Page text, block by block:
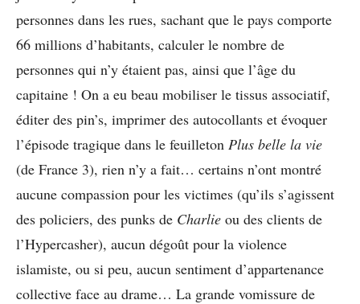
personnes dans les rues, sachant que le pays comporte
66 millions d’habitants, calculer le nombre de
personnes qui n’y étaient pas, ainsi que l’âge du
capitaine ! On a eu beau mobiliser le tissus associatif,
éditer des pin’s, imprimer des autocollants et évoquer
l’épisode tragique dans le feuilleton Plus belle la vie
(de France 3), rien n’y a fait… certains n’ont montré
aucune compassion pour les victimes (qu’ils s’agissent
des policiers, des punks de Charlie ou des clients de
l’Hypercasher), aucun dégoût pour la violence
islamiste, ou si peu, aucun sentiment d’appartenance
collective face au drame… La grande vomissure de